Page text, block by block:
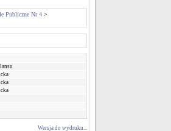
Publiczne Nr 4 >
Wersja do wydruku...